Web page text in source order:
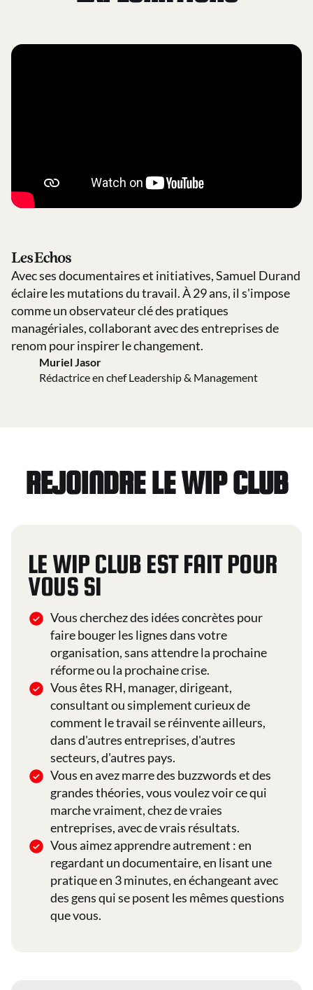
Avec ses documentaires et initiatives, Samuel Durand
éclaire les mutations du travail. À 29 ans, il s'impose
comme un observateur clé des pratiques
managériales, collaborant avec des entreprises de
renom pour inspirer le changement.
Muriel Jasor
Rédactrice en chef Leadership & Management
REJOINDRE LE WIP CLUB
LE WIP CLUB EST FAIT POUR
VOUS SI
Vous cherchez des idées concrètes pour
faire bouger les lignes dans votre
organisation, sans attendre la prochaine
réforme ou la prochaine crise.
Vous êtes RH, manager, dirigeant,
consultant ou simplement curieux de
comment le travail se réinvente ailleurs,
dans d'autres entreprises, d'autres
secteurs, d'autres pays.
Vous en avez marre des buzzwords et des
grandes théories, vous voulez voir ce qui
marche vraiment, chez de vraies
entreprises, avec de vrais résultats.
Vous aimez apprendre autrement : en
regardant un documentaire, en lisant une
pratique en 3 minutes, en échangeant avec
des gens qui se posent les mêmes questions
que vous.